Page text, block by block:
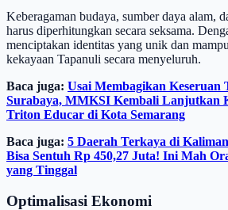
Keberagaman budaya, sumber daya alam,
harus diperhitungkan secara seksama.
menciptakan identitas yang unik dan
kekayaan Tapanuli secara menyeluruh.
Baca juga: Usai Membagikan
Surabaya, MMKSI Kembali Lanjutkan
Triton Educar di Kota Semarang
Baca juga: 5 Daerah Terkaya di
Bisa Sentuh Rp 450,27 Juta! Ini Mah
yang Tinggal
Optimalisasi Ekonomi